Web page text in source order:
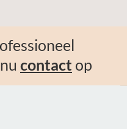
contact op